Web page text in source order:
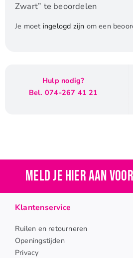
Zwart” te beoordelen
Je moet ingelogd zijn om een
Hulp nodig?
Bel. 074-267 41 21
Meld je hier aan
Klantenservice
Ruilen en retourneren
Openingstijden
Privacy